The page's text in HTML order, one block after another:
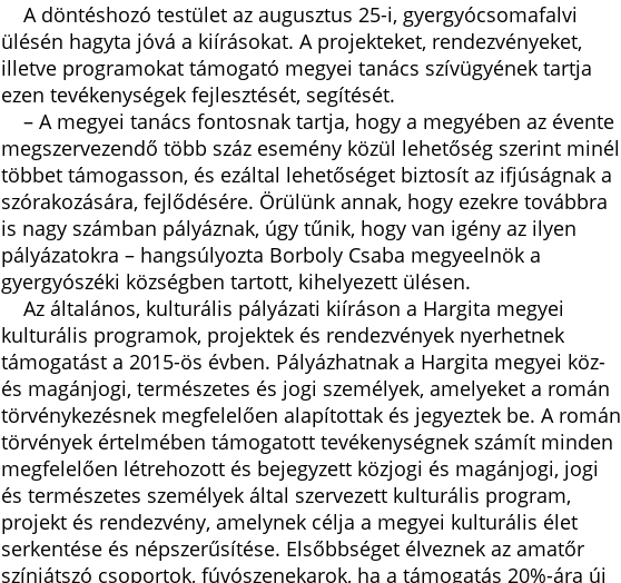
A döntéshozó testület az augusztus 25-i, gyergyócsomafalvi
ülésén hagyta jóvá a kiírásokat. A projekteket, rendezvényeket,
illetve programokat támogató megyei tanács szívügyének tartja
ezen tevékenységek fejlesztését, segítését.
– A megyei tanács fontosnak tartja, hogy a megyében az évente
megszervezendő több száz esemény közül lehetőség szerint minél
többet támogasson, és ezáltal lehetőséget biztosít az ifjúságnak a
szórakozására, fejlődésére. Örülünk annak, hogy ezekre továbbra
is nagy számban pályáznak, úgy tűnik, hogy van igény az ilyen
pályázatokra – hangsúlyozta Borboly Csaba megyeelnök a
gyergyószéki községben tartott, kihelyezett ülésen.
Az általános, kulturális pályázati kiíráson a Hargita megyei
kulturális programok, projektek és rendezvények nyerhetnek
támogatást a 2015-ös évben. Pályázhatnak a Hargita megyei köz-
és magánjogi, természetes és jogi személyek, amelyeket a román
törvénykezésnek megfelelően alapítottak és jegyeztek be. A román
törvények értelmében támogatott tevékenységnek számít minden
megfelelően létrehozott és bejegyzett közjogi és magánjogi, jogi
és természetes személyek által szervezett kulturális program,
projekt és rendezvény, amelynek célja a megyei kulturális élet
serkentése és népszerűsítése. Elsőbbséget élveznek az amatőr
színjátszó csoportok, fúvószenekarok, ha a támogatás 20%-ára új